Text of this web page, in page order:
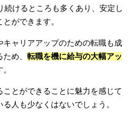
続けるところも多くあり、安定し
ができます。
キャリアアップのための転職も成
め、 転職を機に給与の大幅アッ
とができることに魅力を感じて
人も少なくはないでしょう。